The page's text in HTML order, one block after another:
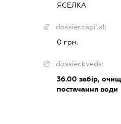
ЯСЕЛКА
dossier.capital:
0 грн.
dossier.kveds:
36.00забір,
постачання води